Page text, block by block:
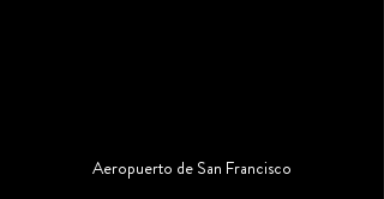
Aeropuerto de San Francisco